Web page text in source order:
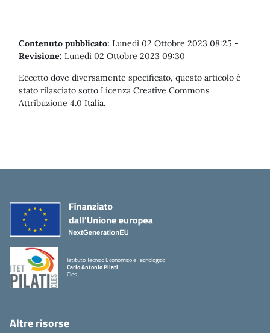
Contenuto pubblicato: Lunedì 02 Ottobre 2023 08:25 -
Revisione: Lunedì 02 Ottobre 2023 09:30
Eccetto dove diversamente specificato, questo articolo è
stato rilasciato sotto Licenza Creative Commons
Attribuzione 4.0 Italia.
Istituto Tecnico Economico e Tecnologico
Carlo Antonio Pilati
Cles
Altre risorse